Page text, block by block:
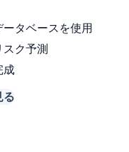
タベースを使用
ク予測
成
る